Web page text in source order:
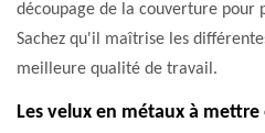
découpage de la couverture pour
Sachez qu'il maîtrise les
meilleure qualité de travail.
Les velux en métaux à